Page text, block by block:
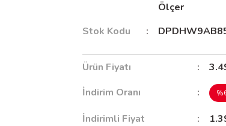
Ölçer
Stok Kodu
Ürün Fiyatı
İndirim Oranı
İndirimli Fiyat